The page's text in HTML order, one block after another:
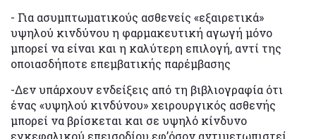
- Για ασυμπτωματικούς ασθενείς «εξαιρετικά»
υψηλού κινδύνου η φαρμακευτική αγωγή μόνο
μπορεί να είναι και η καλύτερη επιλογή, αντί της
οποιασδήποτε επεμβατικής παρέμβασης
-Δεν υπάρχουν ενδείξεις από τη βιβλιογραφία ότι
ένας «υψηλού κινδύνου» χειρουργικός ασθενής
μπορεί να βρίσκεται και σε υψηλό κίνδυνο
εγκεφαλικού επεισοδίου εφ’όσον αντιμετωπιστεί